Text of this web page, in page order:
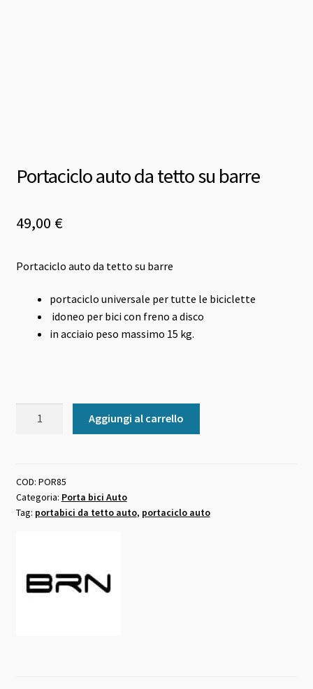
Portaciclo auto da tetto su barre
49,00 €
Portaciclo auto da tetto su barre
portaciclo universale per tutte le biciclette
idoneo per bici con freno a disco
in acciaio peso massimo 15 kg.
su
barre
quantità
Aggiungi al carrello
COD: POR85
Categoria: Porta bici Auto
Tag: portabici da tetto auto, portaciclo auto